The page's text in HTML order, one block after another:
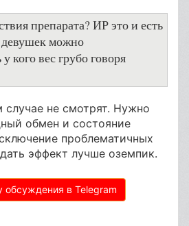
препарата? ИР это и есть
можно
кого вес грубо говоря
случае не смотрят. Нужно
обмен и состояние
проблематичных
эффект лучше оземпик.
обсуждения в Telegram